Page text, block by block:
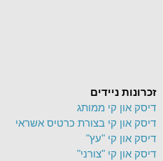
זכרונות ניידים
דיסק און קי ממותג
דיסק און קי בצורת כרטיס אשראי
דיסק און קי "עץ"
דיסק און קי "צורני"